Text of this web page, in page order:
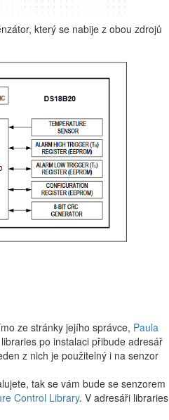
který se nabije z obou zdrojů
ze stránky jejího správce, Paula
po instalaci přibude adresář
z nich je použitelný i na senzor
tak se vám bude se senzorem
Control Library. V adresáři libraries